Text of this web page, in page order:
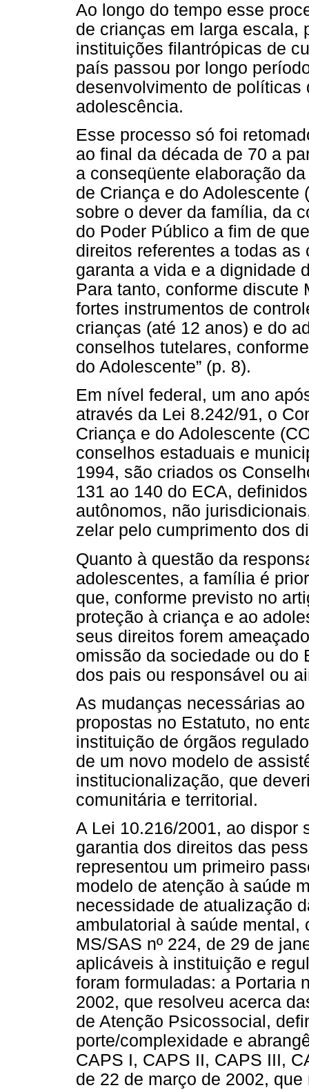
Ao longo do tempo esse
de crianças em larga escala,
instituições filantrópicas de
país passou por longo
desenvolvimento de
adolescência.
Esse processo só foi
ao final da década de 70 a
a conseqüente elaboração
de Criança e do Adolescente
sobre o dever da família, da
do Poder Público a fim de
direitos referentes a todas
garanta a vida e a dignidade
Para tanto, conforme discute
fortes instrumentos de
crianças (até 12 anos) e do
conselhos tutelares,
do Adolescente” (p. 8).
Em nível federal, um ano
através da Lei 8.242/91, o
Criança e do Adolescente
conselhos estaduais e
1994, são criados os
131 ao 140 do ECA,
autônomos, não
zelar pelo cumprimento dos
Quanto à questão da
adolescentes, a família é
que, conforme previsto no
proteção à criança e ao
seus direitos forem
omissão da sociedade ou do
dos pais ou responsável ou
As mudanças necessárias
propostas no Estatuto, no
instituição de órgãos
de um novo modelo de
institucionalização, que
comunitária e territorial.
A Lei 10.216/2001, ao dispor
garantia dos direitos das
representou um primeiro
modelo de atenção à saúde
necessidade de atualização
ambulatorial à saúde mental,
MS/SAS nº 224, de 29 de
aplicáveis à instituição e
foram formuladas: a Portaria
2002, que resolveu acerca
de Atenção Psicossocial,
porte/complexidade e
CAPS I, CAPS II, CAPS III,
de 22 de março de 2002,